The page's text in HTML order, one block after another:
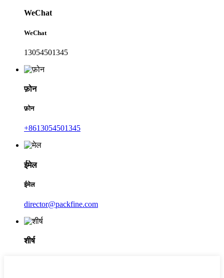
WeChat
WeChat
13054501345
फ़ोन
फ़ोन
+8613054501345
ईमेल
ईमेल
director@packfine.com
शीर्ष